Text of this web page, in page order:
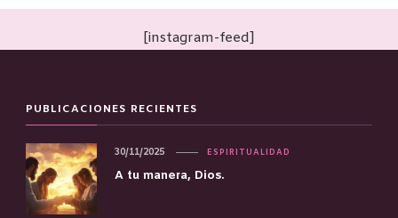
[instagram-feed]
PUBLICACIONES RECIENTES
ESPIRITUALIDAD
A tu manera, Dios.
30/11/2025